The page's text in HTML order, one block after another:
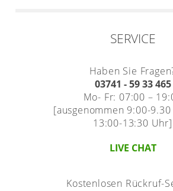
SERVICE
Haben Sie
03741 - 59 33 465
Mo- Fr: 07:00 –
[ausgenommen 9:00-
13:00-13:30 Uhr]
LIVE CHAT
Kostenlosen Rückruf-